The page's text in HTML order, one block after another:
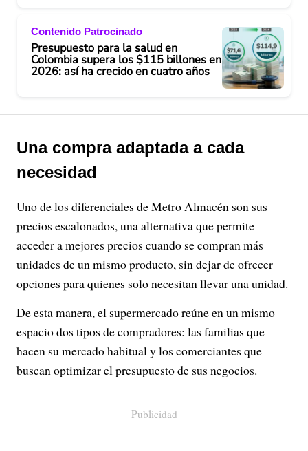
Contenido Patrocinado
Presupuesto para la salud en
Colombia supera los $115 billones en
2026: así ha crecido en cuatro años
Una compra adaptada a cada
necesidad
Uno de los diferenciales de Metro Almacén son sus
precios escalonados, una alternativa que permite
acceder a mejores precios cuando se compran más
unidades de un mismo producto, sin dejar de ofrecer
opciones para quienes solo necesitan llevar una unidad.
De esta manera, el supermercado reúne en un mismo
espacio dos tipos de compradores: las familias que
hacen su mercado habitual y los comerciantes que
buscan optimizar el presupuesto de sus negocios.
Publicidad